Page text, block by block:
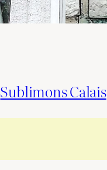
Sublimons Calais